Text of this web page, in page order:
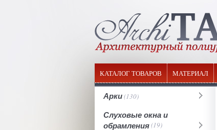
КАТАЛОГ ТОВАРОВ МАТЕРИАЛ
Арки(130)
Слуховые окна и
обрамления(19)